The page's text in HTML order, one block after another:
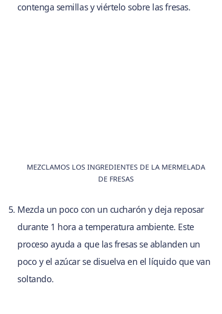
contenga semillas y viértelo sobre las fresas.
MEZCLAMOS LOS INGREDIENTES DE LA MERMELADA
DE FRESAS
Mezcla un poco con un cucharón y deja reposar
durante 1 hora a temperatura ambiente. Este
proceso ayuda a que las fresas se ablanden un
poco y el azúcar se disuelva en el líquido que van
soltando.